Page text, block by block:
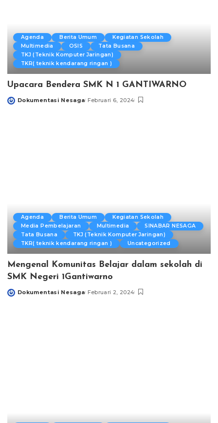
Agenda Berita Umum
Kegiatan Sekolah
Multimedia
OSIS
Tata Busana
TKJ (Teknik Komputer Jaringan)
TKR( teknik kendarang ringan )
Upacara Bendera SMK N 1 GANTIWARNO
Posted
Dokumentasi Nesaga Februari 6, 2024
Agenda Berita Umum
Kegiatan Sekolah
Media Pembelajaran
Multimedia
SINABAR NESAGA
Tata Busana
TKJ (Teknik Komputer Jaringan)
TKR( teknik kendarang ringan )
Uncategorized
Mengenal Komunitas Belajar dalam sekolah di
SMK Negeri 1Gantiwarno
Posted
Dokumentasi Nesaga Februari 2, 2024